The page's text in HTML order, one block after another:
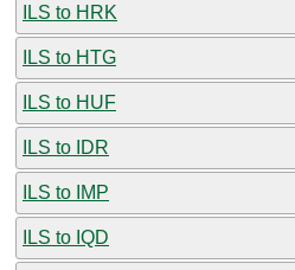
ILS to HRK
ILS to HTG
ILS to HUF
ILS to IDR
ILS to IMP
ILS to IQD